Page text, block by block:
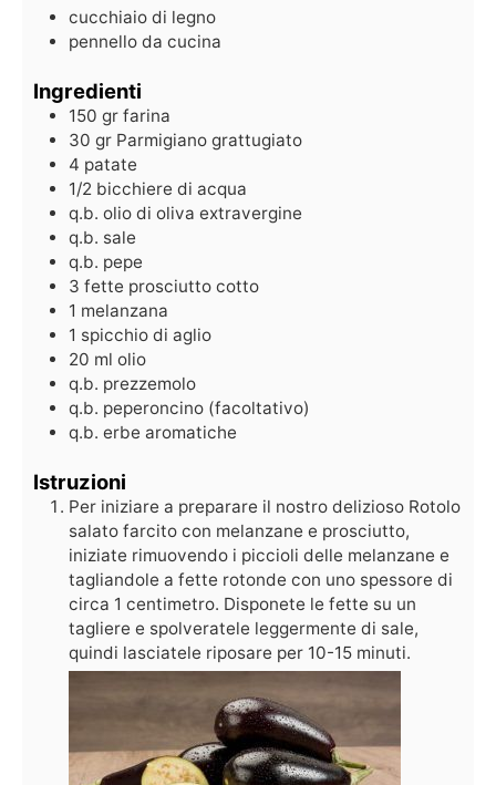
cucchiaio di legno
pennello da cucina
Ingredienti
150 gr farina
30 gr Parmigiano grattugiato
4 patate
1/2 bicchiere di acqua
q.b. olio di oliva extravergine
q.b. sale
q.b. pepe
3 fette prosciutto cotto
1 melanzana
1 spicchio di aglio
20 ml olio
q.b. prezzemolo
q.b. peperoncino (facoltativo)
q.b. erbe aromatiche
Istruzioni
Per iniziare a preparare il nostro delizioso Rotolo
salato farcito con melanzane e prosciutto,
iniziate rimuovendo i piccioli delle melanzane e
tagliandole a fette rotonde con uno spessore di
circa 1 centimetro. Disponete le fette su un
tagliere e spolveratele leggermente di sale,
quindi lasciatele riposare per 10-15 minuti.